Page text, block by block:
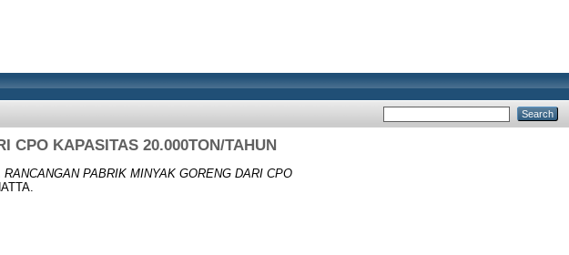
CPO KAPASITAS 20.000TON/TAHUN
RANCANGAN PABRIK MINYAK GORENG DARI CPO